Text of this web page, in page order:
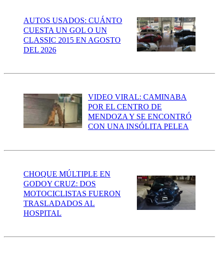
AUTOS USADOS: CUÁNTO
CUESTA UN GOL O UN
CLASSIC 2015 EN AGOSTO
DEL 2026
VIDEO VIRAL: CAMINABA
POR EL CENTRO DE
MENDOZA Y SE ENCONTRÓ
CON UNA INSÓLITA PELEA
CHOQUE MÚLTIPLE EN
GODOY CRUZ: DOS
MOTOCICLISTAS FUERON
TRASLADADOS AL
HOSPITAL